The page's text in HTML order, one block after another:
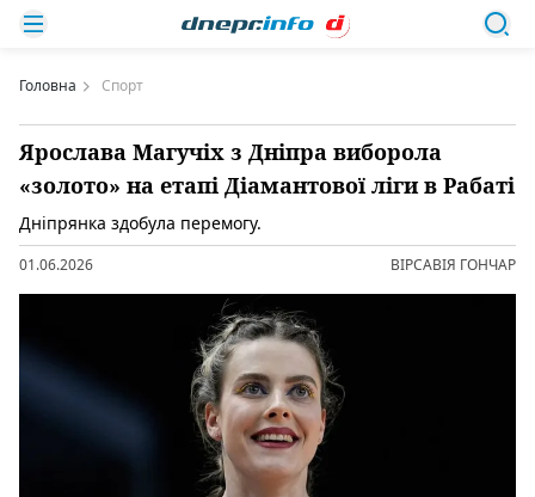
Головна Спорт
Ярослава Магучіх з Дніпра виборола
«золото» на етапі Діамантової ліги в Рабаті
Дніпрянка здобула перемогу.
01.06.2026 ВІРСАВІЯ ГОНЧАР